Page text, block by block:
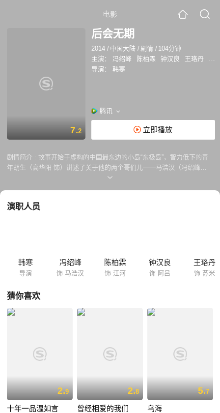
电影
7.2
后会无期
2014 / 中国大陆 /剧情 / 104分钟
主演：
冯绍峰 陈柏霖 钟汉良 王珞丹
袁
导演：
韩寒
腾讯
立即播放
剧情简介 : 故事开始于虚构的中国最东边的小岛“东极岛”，智力低下的青
年胡生（高华阳 饰）讲述了关于他的两个哥们儿——马浩汉（冯绍峰
饰）和江河（陈柏霖 饰）的故事。浩汉在外闯荡多年后回到故乡，却发现
公里外的学校报到。兄弟三人踏上了前所未有的旅程，途中他们见了当临
影导演处女作。
演职人员
韩寒
导演
冯绍峰
饰 马浩汉
陈柏霖
饰 江河
钟汉良
饰 阿吕
王珞丹
饰 苏米
猜你喜欢
2.9
十年一品温如言
2.8
曾经相爱的我们
5.7
乌海